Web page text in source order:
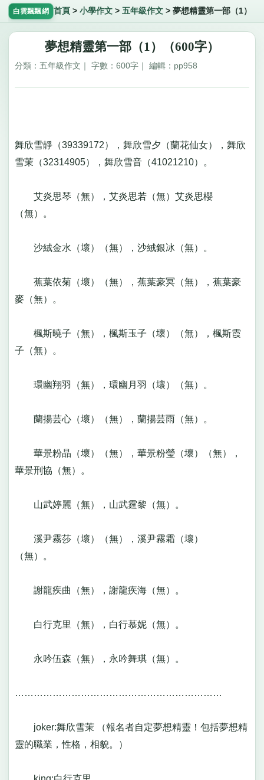
白雲飄飄網 首頁 > 小學作文> 五年級作文> 夢想精靈第一部（1）
夢想精靈第一部（1）（600字）
分類：五年級作文｜ 字數：600字｜ 編輯：pp958
舞欣雪靜（39339172），舞欣雪夕（蘭花仙女），舞欣
雪茉（32314905），舞欣雪音（41021210）。
艾炎思琴（無），艾炎思若（無）艾炎思櫻
（無）。
沙絨金水（壞）（無），沙絨銀冰（無）。
蕉葉依菊（壞）（無），蕉葉豪冥（無），蕉葉豪
麥（無）。
楓斯曉子（無），楓斯玉子（壞）（無），楓斯霞
子（無）。
環幽翔羽（無），環幽月羽（壞）（無）。
蘭揚芸心（壞）（無），蘭揚芸雨（無）。
華景粉晶（壞）（無），華景粉瑩（壞）（無），
華景刑協（無）。
山武婷麗（無），山武霆黎（無）。
溪尹霧莎（壞）（無），溪尹霧霜（壞）
（無）。
謝龍疾曲（無），謝龍疾海（無）。
白行克里（無），白行慕妮（無）。
永吟伍森（無），永吟舞琪（無）。
…………………………………………………………
joker:舞欣雪茉 （報名者自定夢想精靈！包括夢想精
靈的職業，性格，相貌。）